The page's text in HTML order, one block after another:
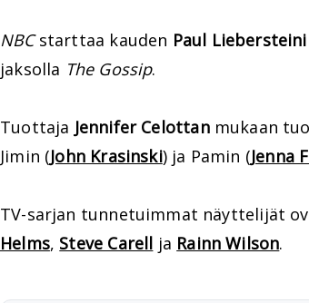
NBCstarttaa kauden Paul
jaksolla The Gossip.
Tuottaja Jennifer Celottanmukaan
Jimin (John Krasinski) ja Pamin (Jenna
TV-sarjan tunnetuimmat näyttelijät
Helms, Steve Carell ja Rainn Wilson.